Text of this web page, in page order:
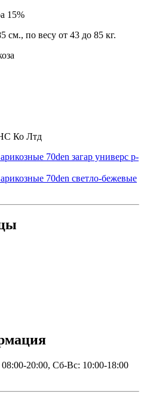
15%
см., по весу от 43 до 85 кг.
Ко Лтд
70den загар универс р-
70den светло-бежевые
20:00, Сб-Вс: 10:00-18:00